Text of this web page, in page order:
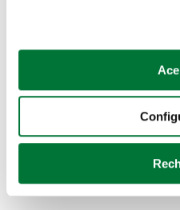
Si lo permite, también
Recopilar información
Identificar su
para buscar
Obtenga más información
Coches de segunda mano
Coches de km0